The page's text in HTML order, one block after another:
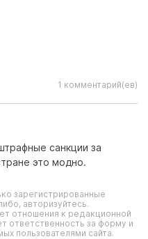
1 комментарий(ев)
санкции за
это модно.
зарегистрированные
авторизуйтесь.
отношения к редакционной
ответственность за форму и
пользователями сайта.